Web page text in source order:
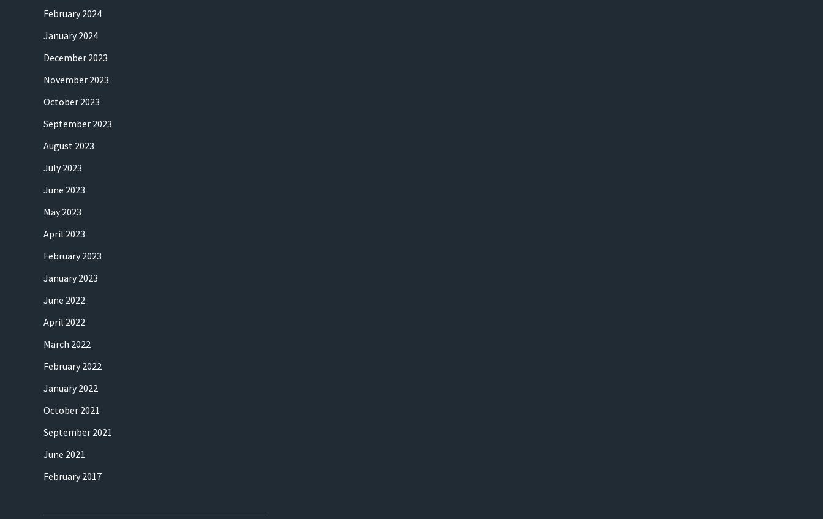
February 2024
January 2024
December 2023
November 2023
October 2023
September 2023
August 2023
July 2023
June 2023
May 2023
April 2023
February 2023
January 2023
June 2022
April 2022
March 2022
February 2022
January 2022
October 2021
September 2021
June 2021
February 2017